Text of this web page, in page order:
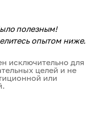
полезным!
опытом ниже.
исключительно для
целей и не
или